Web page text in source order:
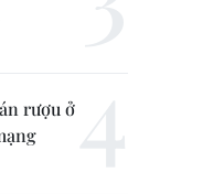
rượu ở